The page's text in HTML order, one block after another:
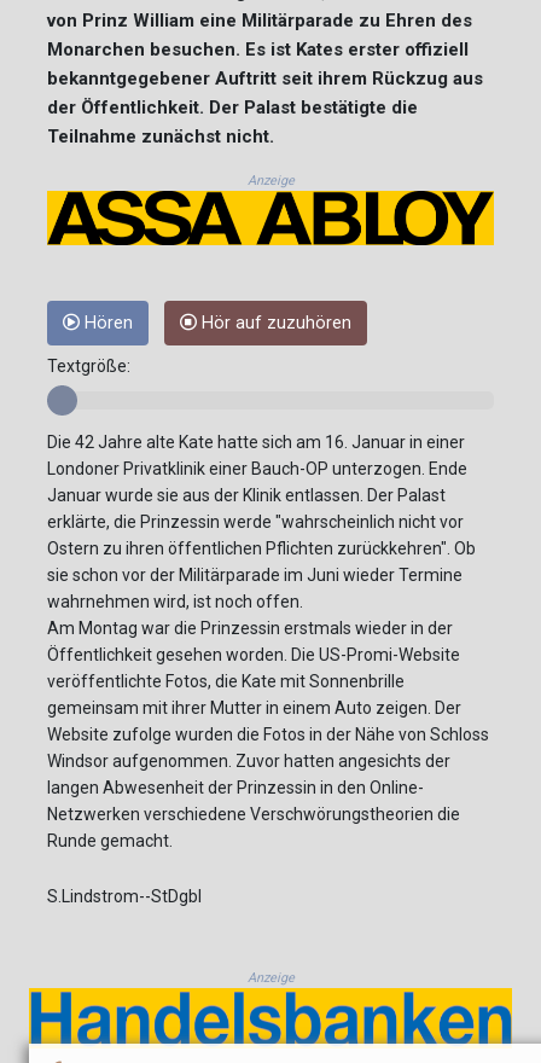
von Prinz William eine Militärparade zu Ehren des
Monarchen besuchen. Es ist Kates erster offiziell
bekanntgegebener Auftritt seit ihrem Rückzug aus
der Öffentlichkeit. Der Palast bestätigte die
Teilnahme zunächst nicht.
Anzeige
Hören Hör auf zuzuhören
Textgröße:
Die 42 Jahre alte Kate hatte sich am 16. Januar in einer
Londoner Privatklinik einer Bauch-OP unterzogen. Ende
Januar wurde sie aus der Klinik entlassen. Der Palast
erklärte, die Prinzessin werde "wahrscheinlich nicht vor
Ostern zu ihren öffentlichen Pflichten zurückkehren". Ob
sie schon vor der Militärparade im Juni wieder Termine
wahrnehmen wird, ist noch offen.
Am Montag war die Prinzessin erstmals wieder in der
Öffentlichkeit gesehen worden. Die US-Promi-Website
veröffentlichte Fotos, die Kate mit Sonnenbrille
gemeinsam mit ihrer Mutter in einem Auto zeigen. Der
Website zufolge wurden die Fotos in der Nähe von Schloss
Windsor aufgenommen. Zuvor hatten angesichts der
langen Abwesenheit der Prinzessin in den Online-
Netzwerken verschiedene Verschwörungstheorien die
Runde gemacht.
S.Lindstrom--StDgbl
Anzeige